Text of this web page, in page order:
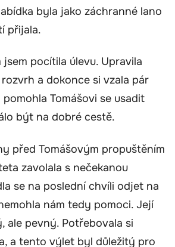
byla jako záchranné lano
přijala.
pocítila úlevu. Upravila
a dokonce si vzala pár
Tomášovi se usadit
být na dobré cestě.
před Tomášovým propuštěním
zavolala s nečekanou
se na poslední chvíli odjet na
nám tedy pomoci. Její
ale pevný. Potřebovala si
a tento výlet byl důležitý pro